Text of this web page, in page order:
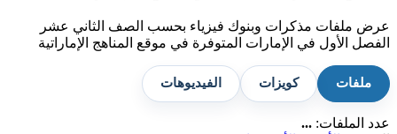
عرض ملفات مذكرات وبنوك فيزياء بحسب الصف الثاني عشر
الفصل الأول في الإمارات المتوفرة في موقع المناهج الإماراتية
ملفات كويزات الفيديوهات
عدد الملفات: ...